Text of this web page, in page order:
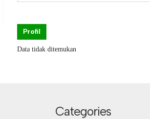
Profil
Data tidak ditemukan
Categories